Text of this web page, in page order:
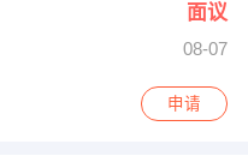
面议
08-07
申请